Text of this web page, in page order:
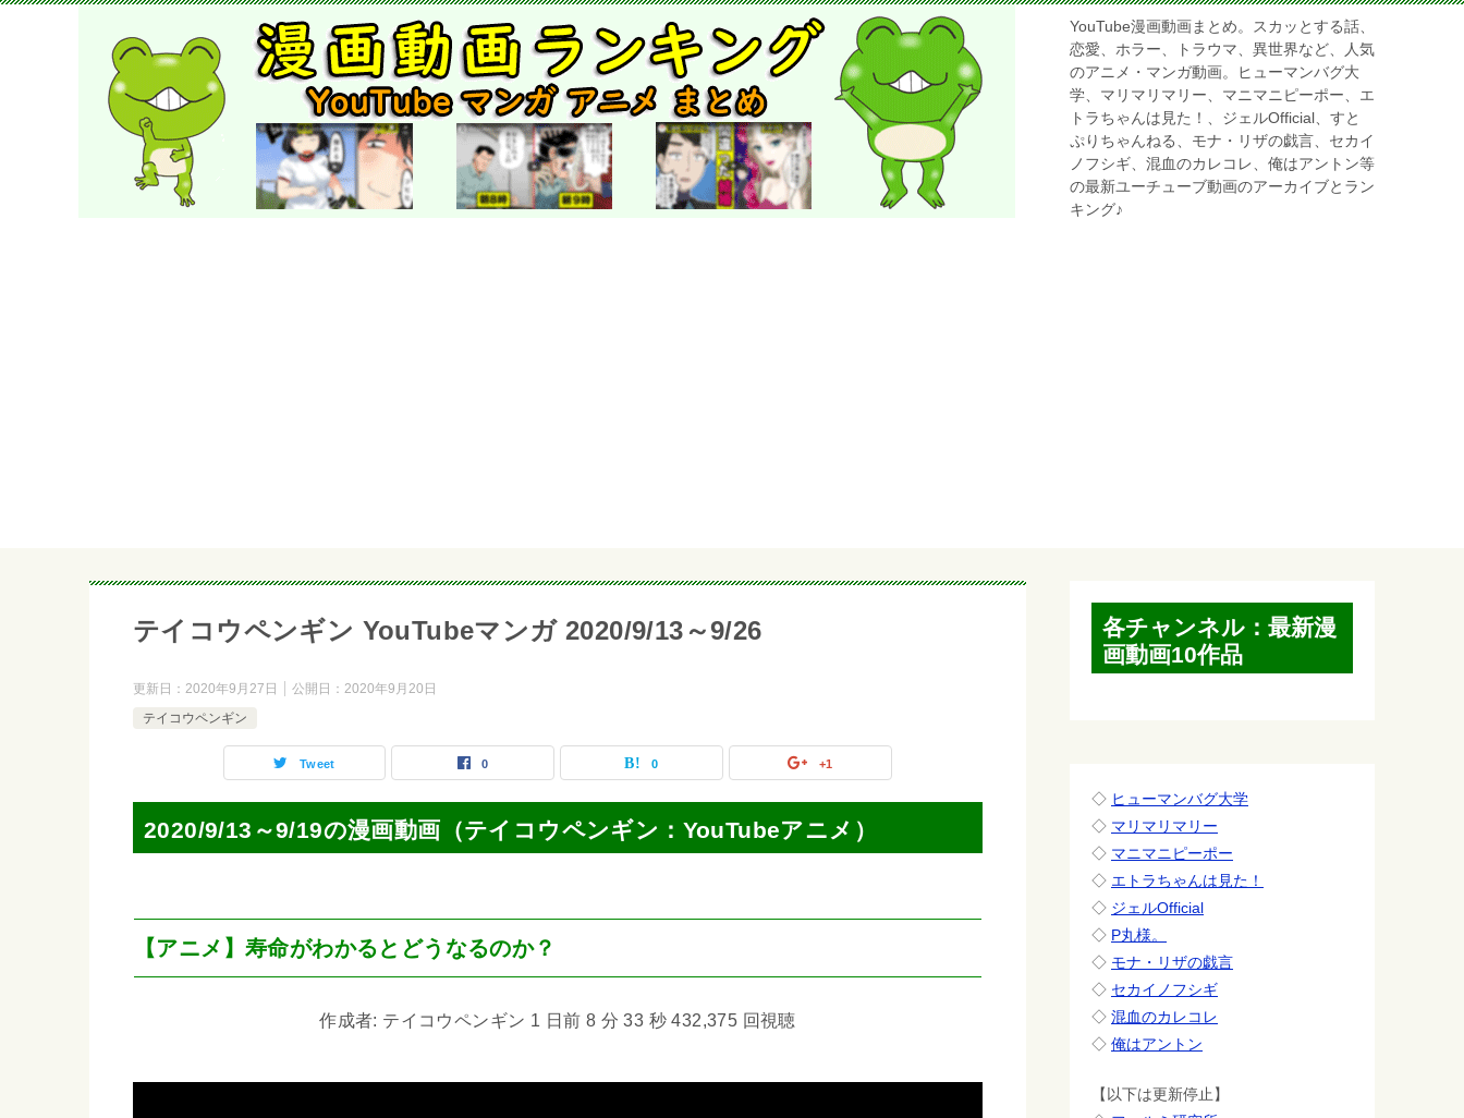
YouTube漫画動画まとめ。スカッとする話、
恋愛、ホラー、トラウマ、異世界など、人気
のアニメ・マンガ動画。ヒューマンバグ大
学、マリマリマリー、マニマニピーポー、エ
トラちゃんは見た！、ジェルOfficial、すと
ぷりちゃんねる、モナ・リザの戯言、セカイ
ノフシギ、混血のカレコレ、俺はアントン等
の最新ユーチューブ動画のアーカイブとラン
キング♪
テイコウペンギン YouTubeマンガ 2020/9/13～9/26
更新日： 2020年9月27日 公開日： 2020年9月20日
テイコウペンギン
Tweet 0 0 +1
2020/9/13～9/19の漫画動画（テイコウペンギン：YouTubeアニメ）
【アニメ】寿命がわかるとどうなるのか？
作成者: テイコウペンギン 1 日前 8 分 33 秒 432,375 回視聴
各チャンネル：最新漫
画動画10作品
◇ ヒューマンバグ大学
◇ マリマリマリー
◇ マニマニピーポー
◇ エトラちゃんは見た！
◇ ジェルOfficial
◇ P丸様。
◇ モナ・リザの戯言
◇ セカイノフシギ
◇ 混血のカレコレ
◇ 俺はアントン
【以下は更新停止】